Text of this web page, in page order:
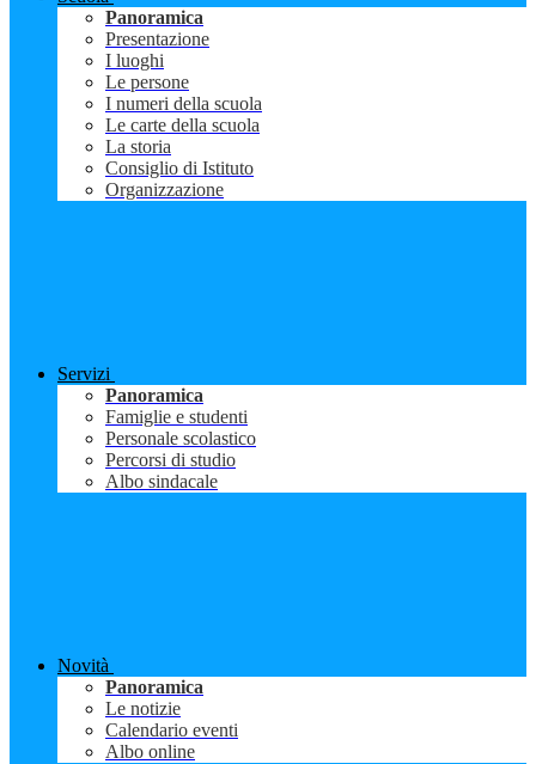
Panoramica
Presentazione
I luoghi
Le persone
I numeri della scuola
Le carte della scuola
La storia
Consiglio di Istituto
Organizzazione
Servizi
Panoramica
Famiglie e studenti
Personale scolastico
Percorsi di studio
Albo sindacale
Novità
Panoramica
Le notizie
Calendario eventi
Albo online